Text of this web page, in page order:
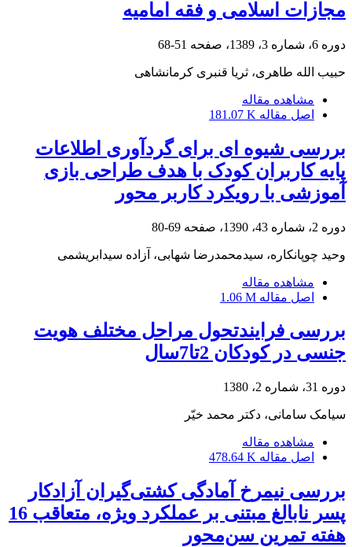
مجازات اسلامی و فقه امامیه
دوره 6، شماره 3، 1389، صفحه 51-68
حبیب الله طاهری، ثریا قنبری کرمانشاهی
مشاهده مقاله
اصل مقاله 181.07 K
بررسی شیوه ای برای گردآوری اطلاعات
پایه کاربران کودک با هدف طراحی بازی
آموزشی با رویکرد کاربر محور
دوره 2، شماره 43، 1390، صفحه 69-80
وحید چوپانکاره، سیدمحمدرضا شهابی، آزاده سیدابریشمی
مشاهده مقاله
اصل مقاله 1.06 M
بررسی فرایندتحول مراحل مختلف هویت
جنسی در کودکان 2تا7سال
دوره 31، شماره 2، 1380
سیامک سامانی، دکتر محمد خیّر
مشاهده مقاله
اصل مقاله 478.64 K
بررسی نیمرخ آمادگی کشتی‌گیران آزادکار
پسر نابالغ مبتنی بر عملکرد ویژه، متعاقب 16
هفته تمرین سن‌محور